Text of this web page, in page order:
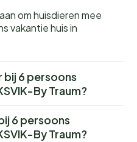
om huisdieren mee
vakantie huis in
bij 6 persoons
By Traum?
6 persoons
By Traum?